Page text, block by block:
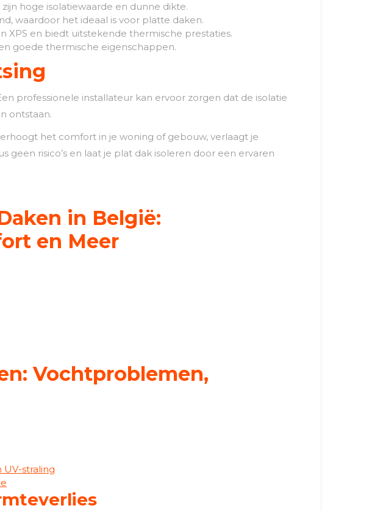
hoge isolatiewaarde en dunne dikte.
waardoor het ideaal is voor platte daken.
XPS en biedt uitstekende thermische prestaties.
goede thermische eigenschappen.
professionele installateur kan ervoor zorgen dat de isolatie
ontstaan.
het comfort in je woning of gebouw, verlaagt je
risico’s en laat je plat dak isoleren door een ervaren
in België:
en Meer
Vochtproblemen,
straling